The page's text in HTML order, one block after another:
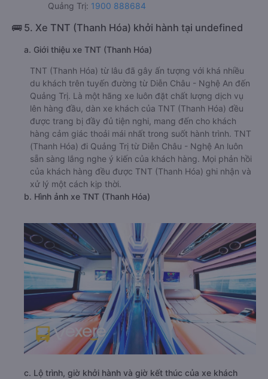
Quảng Trị: 1900 888684
🚌 5. Xe TNT (Thanh Hóa) khởi hành tại undefined
a. Giới thiệu xe TNT (Thanh Hóa)
TNT (Thanh Hóa) từ lâu đã gây ấn tượng với khá nhiều
du khách trên tuyến đường từ Diễn Châu - Nghệ An đến
Quảng Trị. Là một hãng xe luôn đặt chất lượng dịch vụ
lên hàng đầu, dàn xe khách của TNT (Thanh Hóa) đều
được trang bị đầy đủ tiện nghi, mang đến cho khách
hàng cảm giác thoải mái nhất trong suốt hành trình. TNT
(Thanh Hóa) đi Quảng Trị từ Diễn Châu - Nghệ An luôn
sẵn sàng lắng nghe ý kiến của khách hàng. Mọi phản hồi
của khách hàng đều được TNT (Thanh Hóa) ghi nhận và
xử lý một cách kịp thời.
b. Hình ảnh xe TNT (Thanh Hóa)
c. Lộ trình, giờ khởi hành và giờ kết thúc của xe khách